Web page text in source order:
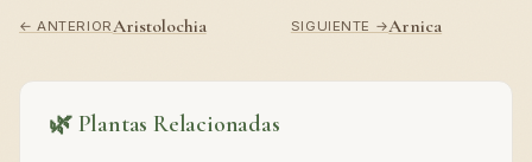
← ANTERIORAristolochia SIGUIENTE →Arnica
🌿 Plantas Relacionadas